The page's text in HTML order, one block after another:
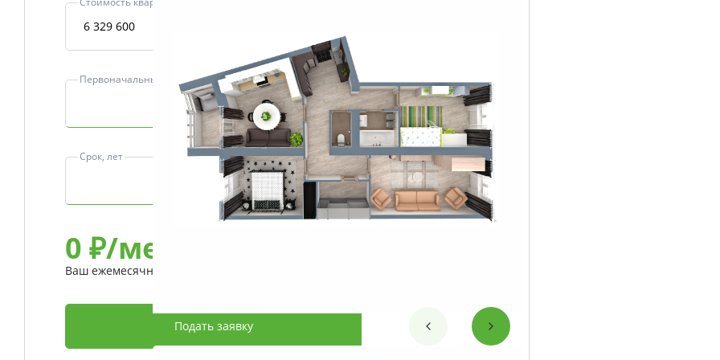
Первоначальный взнос, ₽
Срок, лет
0 ₽/мес
Ваш ежемесячный платеж
Подать заявку